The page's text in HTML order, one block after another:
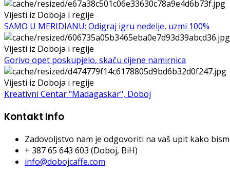
Vijesti iz Doboja i regije
SAMO U MERIDIANU: Odigraj igru nedelje, uzmi 100%
Vijesti iz Doboja i regije
Gorivo opet poskupjelo, skaču cijene namirnica
Vijesti iz Doboja i regije
Kreativni Centar "Madagaskar", Doboj
Kontakt Info
Zadovoljstvo nam je odgovoriti na vaš upit kako
+ 387 65 643 603 (Doboj, BiH)
info@dobojcaffe.com